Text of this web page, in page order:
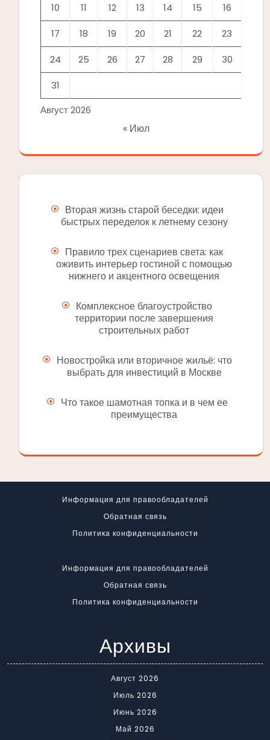
Август 2026
10 11 12 13 14 15 16
17 18 19 20 21 22 23
24 25 26 27 28 29 30
31
« Июл
Вторая жизнь старой беседки: идеи
быстрых переделок к летнему сезону
Правило трех сценариев света: как
оживить интерьер гостиной с помощью
нижнего и акцентного освещения
Комплексное благоустройство
территории после завершения
строительных работ
Новостройка или вторичное жильё: что
выбрать для инвестиций в Москве
Что такое шамотная топка и в чем ее
преимущества
Информация для правообладателей
Обратная связь
Политика конфиденциальности
Информация для правообладателей
Обратная связь
Политика конфиденциальности
Архивы
Август 2026
Июль 2026
Июнь 2026
Май 2026